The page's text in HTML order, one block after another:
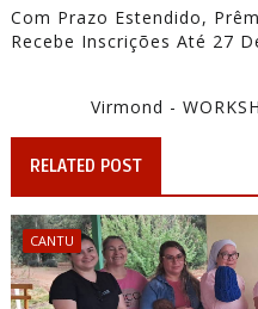
Com Prazo Estendido,
Recebe Inscrições Até 27
Virmond -
RELATED POST
CANTU